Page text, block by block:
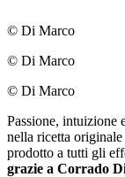
© Di Marco
© Di Marco
© Di Marco
Passione, intuizione
nella ricetta originale
prodotto a tutti gli
grazie a Corrado